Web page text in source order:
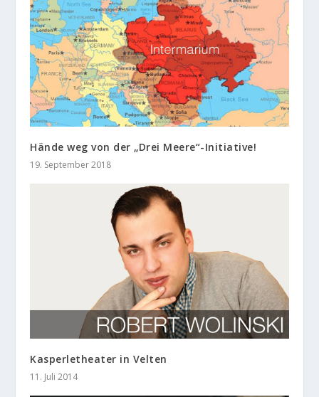
Hände weg von der „Drei Meere“-Initiative!
19. September 2018
Kasperletheater in Velten
11. Juli 2014